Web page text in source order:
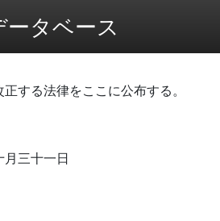
ータベース
する法律をここに公布する。
三十一日